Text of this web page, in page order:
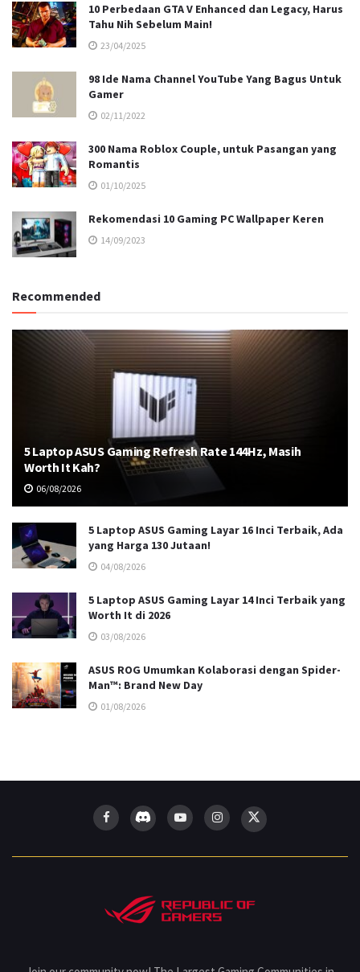
10 Perbedaan GTA V Enhanced dan Legacy, Harus
Tahu Nih Sebelum Main!
23/04/2025
98 Ide Nama Channel YouTube Yang Bagus Untuk
Gamer
02/11/2022
300 Nama Roblox Couple, untuk Pasangan yang
Romantis
01/10/2025
Rekomendasi 10 Gaming PC Wallpaper Keren
14/09/2023
Recommended
5 Laptop ASUS Gaming Refresh Rate 144Hz, Masih
Worth It Kah?
06/08/2026
5 Laptop ASUS Gaming Layar 16 Inci Terbaik, Ada
yang Harga 130 Jutaan!
04/08/2026
5 Laptop ASUS Gaming Layar 14 Inci Terbaik yang
Worth It di 2026
03/08/2026
ASUS ROG Umumkan Kolaborasi dengan Spider-
Man™: Brand New Day
01/08/2026